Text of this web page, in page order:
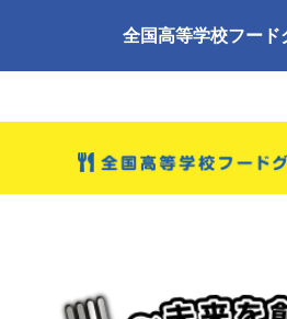
全国高等学校フード